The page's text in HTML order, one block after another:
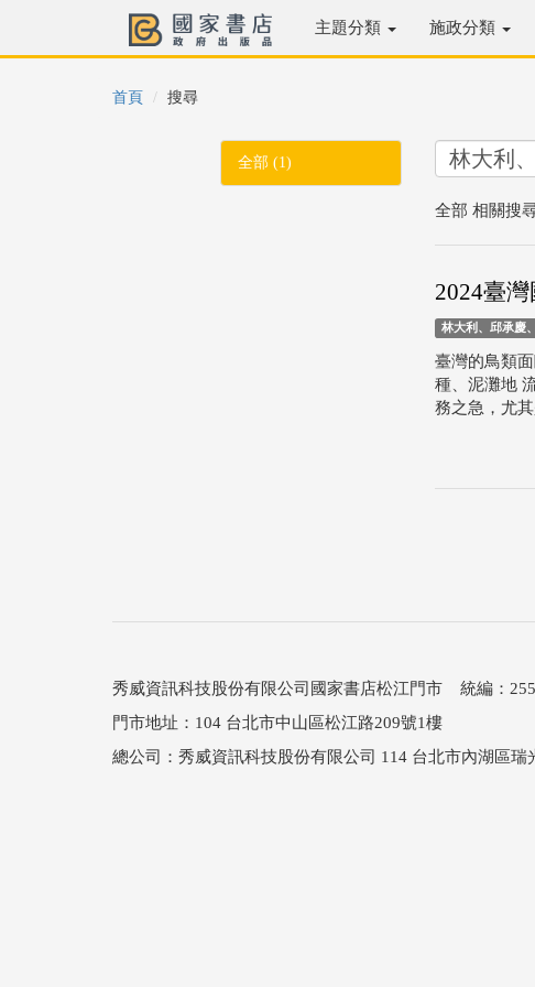
主題分類 施政分類
首頁 搜尋
全部 (1)
全部 相關搜
2024臺
林大利、邱承慶
臺灣的鳥類
種、泥灘地
務之急，尤
秀威資訊科技股份有限公司國家書店松江門市 統編：
門市地址：104 台北市中山區松江路209號1樓
總公司：秀威資訊科技股份有限公司 114 台北市內湖區瑞